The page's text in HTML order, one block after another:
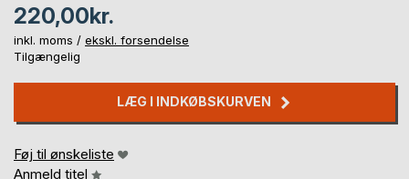
220,00kr.
inkl. moms / ekskl. forsendelse
Tilgængelig
LÆG I INDKØBSKURVEN
Føj til ønskeliste
Anmeld titel